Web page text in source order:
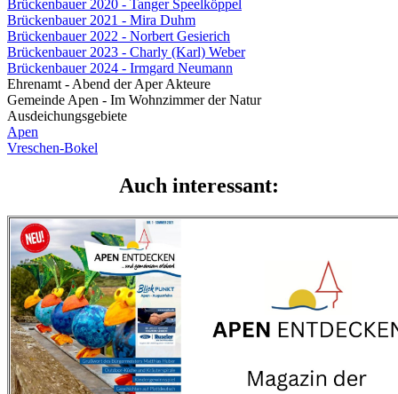
Brückenbauer 2020 - Tanger Speelköppel
Brückenbauer 2021 - Mira Duhm
Brückenbauer 2022 - Norbert Gesierich
Brückenbauer 2023 - Charly (Karl) Weber
Brückenbauer 2024 - Irmgard Neumann
Ehrenamt - Abend der Aper Akteure
Gemeinde Apen - Im Wohnzimmer der Natur
Ausdeichungsgebiete
Apen
Vreschen-Bokel
Auch interessant: